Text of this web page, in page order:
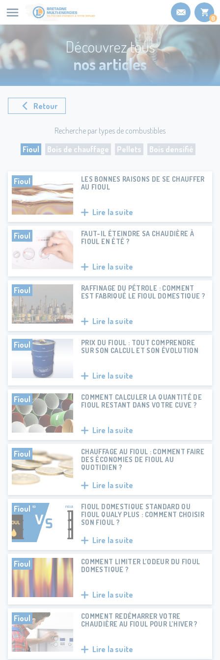
0
Découvrez tous
nos articles
Retour
Recherche par types de combustibles
Fioul
Bois de chauffage Pellets Bois densifié
Fioul
LES BONNES RAISONS DE SE CHAUFFER
AU FIOUL
Lire la suite
Fioul
FAUT-IL ÉTEINDRE SA CHAUDIÈRE À
FIOUL EN ÉTÉ ?
Lire la suite
Fioul
RAFFINAGE DU PÉTROLE : COMMENT
EST FABRIQUÉ LE FIOUL DOMESTIQUE ?
Lire la suite
Fioul
PRIX DU FIOUL : TOUT COMPRENDRE
SUR SON CALCUL ET SON ÉVOLUTION
Lire la suite
Fioul
COMMENT CALCULER LA QUANTITÉ DE
FIOUL RESTANT DANS VOTRE CUVE ?
Lire la suite
Fioul
CHAUFFAGE AU FIOUL : COMMENT FAIRE
DES ÉCONOMIES DE FIOUL AU
QUOTIDIEN ?
Lire la suite
Fioul
FIOUL DOMESTIQUE STANDARD OU
FIOUL QUALY PLUS : COMMENT CHOISIR
SON FIOUL ?
Lire la suite
Fioul
COMMENT LIMITER L’ODEUR DU FIOUL
DOMESTIQUE ?
Lire la suite
Fioul
COMMENT REDÉMARRER VOTRE
CHAUDIÈRE AU FIOUL POUR L’HIVER ?
Lire la suite